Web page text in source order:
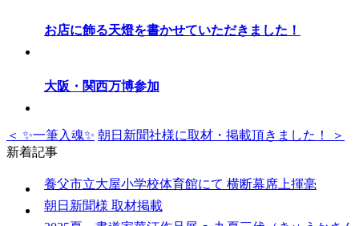
お店に飾る天燈を書かせていただきました！
大阪・関西万博参加
＜ ✨一筆入魂✨ 朝日新聞社様に取材・掲載頂きました！ ＞
新着記事
養父市立大屋小学校体育館にて 横断幕席上揮毫
朝日新聞様 取材掲載